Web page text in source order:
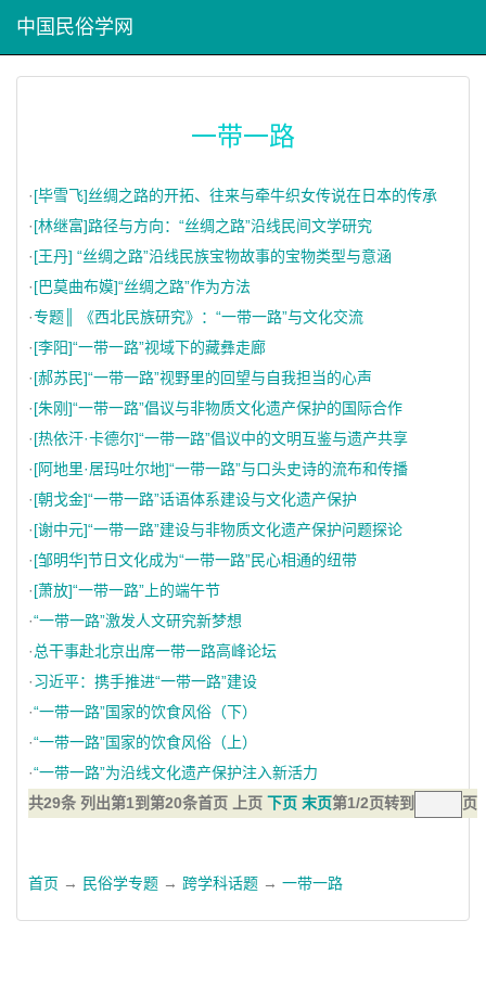
中国民俗学网
一带一路
·[毕雪飞]丝绸之路的开拓、往来与牵牛织女传说在日本的传承
·[林继富]路径与方向：“丝绸之路”沿线民间文学研究
·[王丹] “丝绸之路”沿线民族宝物故事的宝物类型与意涵
·[巴莫曲布嫫]“丝绸之路”作为方法
·专题║ 《西北民族研究》：“一带一路”与文化交流
·[李阳]“一带一路”视域下的藏彝走廊
·[郝苏民]“一带一路”视野里的回望与自我担当的心声
·[朱刚]“一带一路”倡议与非物质文化遗产保护的国际合作
·[热依汗·卡德尔]“一带一路”倡议中的文明互鉴与遗产共享
·[阿地里·居玛吐尔地]“一带一路”与口头史诗的流布和传播
·[朝戈金]“一带一路”话语体系建设与文化遗产保护
·[谢中元]“一带一路”建设与非物质文化遗产保护问题探论
·[邹明华]节日文化成为“一带一路”民心相通的纽带
·[萧放]“一带一路”上的端午节
·“一带一路”激发人文研究新梦想
·总干事赴北京出席一带一路高峰论坛
·习近平：携手推进“一带一路”建设
·“一带一路”国家的饮食风俗（下）
·“一带一路”国家的饮食风俗（上）
·“一带一路”为沿线文化遗产保护注入新活力
共29条 列出第1到第20条首页 上页 下页 末页第1/2页转到 页
首页 → 民俗学专题 → 跨学科话题 → 一带一路